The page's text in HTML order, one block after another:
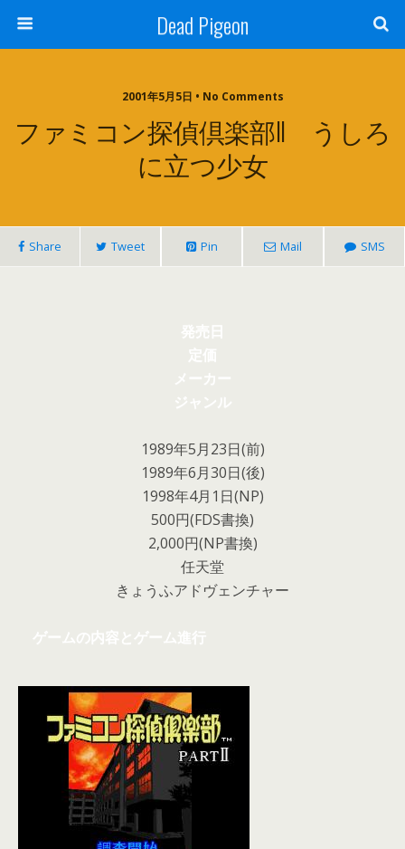
Dead Pigeon
2001年5月5日 • No Comments
ファミコン探偵倶楽部II うしろ
に立つ少女
Share Tweet Pin Mail SMS
発売日
定価
メーカー
ジャンル
1989年5月23日(前)
1989年6月30日(後)
1998年4月1日(NP)
500円(FDS書換)
2,000円(NP書換)
任天堂
きょうふアドヴェンチャー
ゲームの内容とゲーム進行